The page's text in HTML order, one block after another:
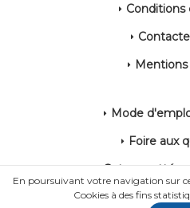
Mode
Foire aux
Coton gratté
En poursuivant votre navigation sur
Cookies à des fins